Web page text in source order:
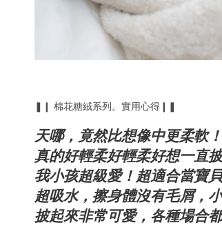
❚❙ 棉花糖絨系列。實用心得❙❚
天哪，竟然比想像中更柔軟！
真的好輕柔好輕柔好想一直
我小孩超級愛！超適合當寶
超吸水，擦身體沒有毛屑，
披起來非常可愛，各種場合